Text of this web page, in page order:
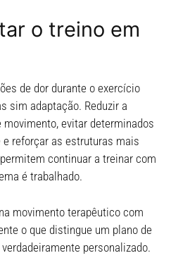
o treino em
de dor durante o exercício
sim adaptação. Reduzir a
evitar determinados
reforçar as estruturas mais
continuar a treinar com
é trabalhado.
movimento terapêutico com
o que distingue um plano de
personalizado.